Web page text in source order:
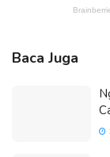
Baca Juga